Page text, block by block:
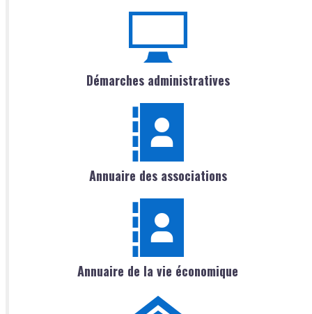
Démarches administratives
Annuaire des associations
Annuaire de la vie économique